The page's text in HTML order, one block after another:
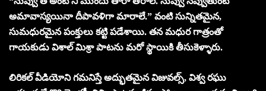
అమావాస్యయినా దీపావళిగా మారాలే.” వంటి సున్నితమైన,
సుమధురమైన పంక్తులు కట్టి పడేశాయి. తన మధుర గాత్రంతో
గాయకుడు విశాల్ మిశ్రా పాటను మరో స్థాయికి తీసుకెళ్ళారు.
లిరికల్ వీడియోని గమనిస్తే అద్భుతమైన విజువల్స్, విశ్వ రఘు